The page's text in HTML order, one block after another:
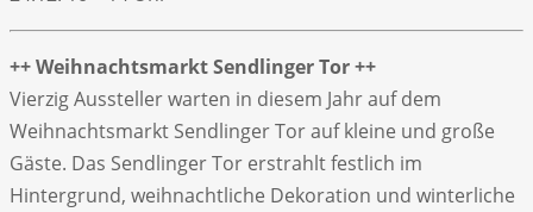
++ Weihnachtsmarkt Sendlinger Tor ++
Vierzig Aussteller warten in diesem Jahr auf dem
Weihnachtsmarkt Sendlinger Tor auf kleine und große
Gäste. Das Sendlinger Tor erstrahlt festlich im
Hintergrund, weihnachtliche Dekoration und winterliche